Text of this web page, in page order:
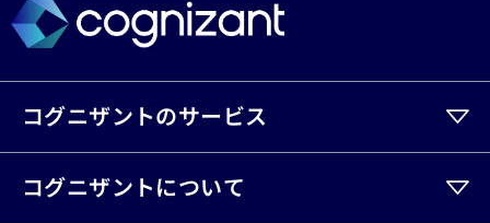
コグニザントのサービス
コグニザントについて